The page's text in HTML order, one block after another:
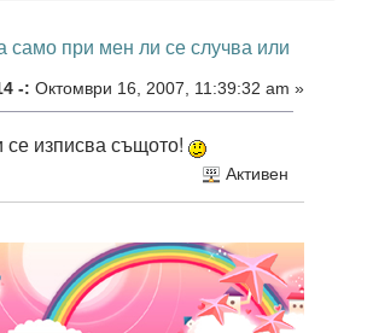
само при мен ли се случва или
-: Октомври 16, 2007, 11:39:32 am »
се изписва същото!
Активен